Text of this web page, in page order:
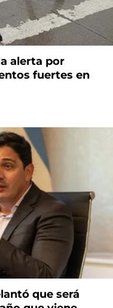
alerta por
fuertes en
que será